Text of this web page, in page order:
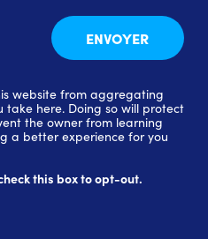
website from aggregating
here. Doing so will protect
the owner from learning
a better experience for you
this box to opt-out.